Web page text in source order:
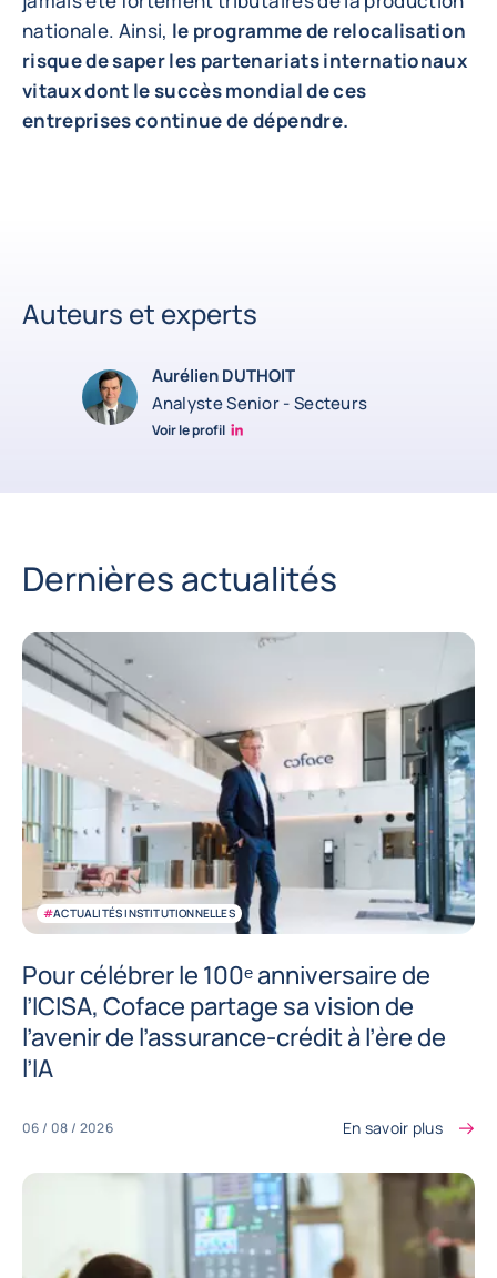
nationale. Ainsi, le programme de relocalisation
risque de saper les partenariats internationaux
vitaux dont le succès mondial de ces
entreprises continue de dépendre.
Auteurs et experts
Aurélien DUTHOIT
Analyste Senior - Secteurs
Voir le profil
Aurélien Duthoit Linkedin profile
Dernières actualités
#ACTUALITÉS INSTITUTIONNELLES
Pour célébrer le 100ᵉ anniversaire de
l’ICISA, Coface partage sa vision de
l’avenir de l’assurance-crédit à l’ère de
l’IA
06 / 08 / 2026 En savoir plus